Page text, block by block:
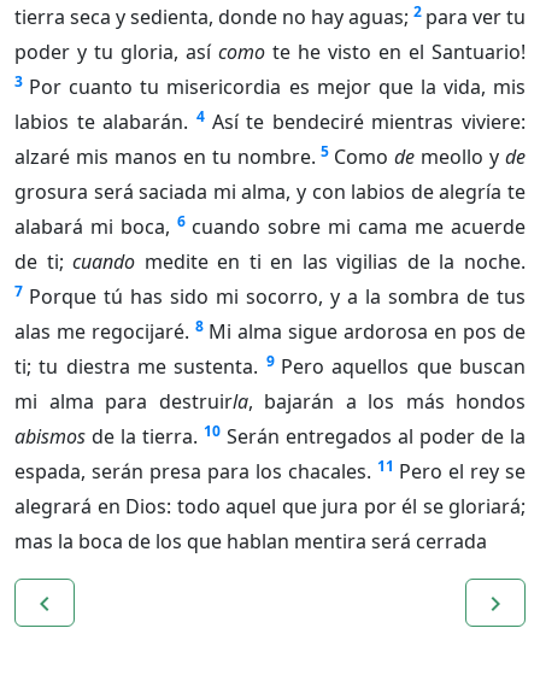
tierra seca y sedienta, donde no hay aguas; 2 para ver tu
poder y tu gloria, así como te he visto en el Santuario!
3 Por cuanto tu misericordia es mejor que la vida, mis
labios te alabarán. 4 Así te bendeciré mientras viviere:
alzaré mis manos en tu nombre. 5 Comode meollo yde
grosura será saciada mi alma, y con labios de alegría te
alabará mi boca, 6 cuando sobre mi cama me acuerde
de ti;cuando medite en ti en las vigilias de la noche.
7 Porque tú has sido mi socorro, y a la sombra de tus
alas me regocijaré. 8 Mi alma sigue ardorosa en pos de
ti; tu diestra me sustenta. 9 Pero aquellos que buscan
mi alma para destruirla, bajarán a los más hondos
abismos de la tierra. 10 Serán entregados al poder de la
espada, serán presa para los chacales. 11 Pero el rey se
alegrará en Dios: todo aquel que jura por él se gloriará;
mas la boca de los que hablan mentira será cerrada
navigate_before navigate_next